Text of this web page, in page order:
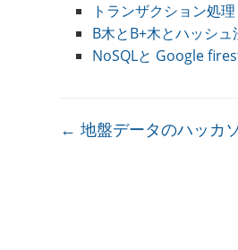
トランザクション処理
B木とB+木とハッシュ
NoSQLと Google
← 地盤データのハッカ